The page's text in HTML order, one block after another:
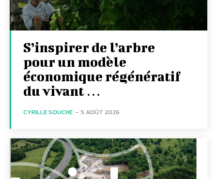
S’inspirer de l’arbre
pour un modèle
économique régénératif
du vivant …
CYRILLE SOUCHE - 5 AOÛT 2026